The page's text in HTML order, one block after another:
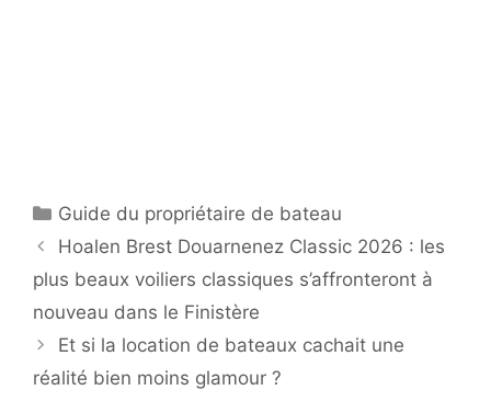
Catégories
Guide du propriétaire de bateau
Hoalen Brest Douarnenez Classic 2026 : les
plus beaux voiliers classiques s’affronteront à
nouveau dans le Finistère
Et si la location de bateaux cachait une
réalité bien moins glamour ?